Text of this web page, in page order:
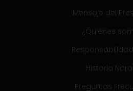
Mensaje del
¿Quiénes
Historia
Preguntas